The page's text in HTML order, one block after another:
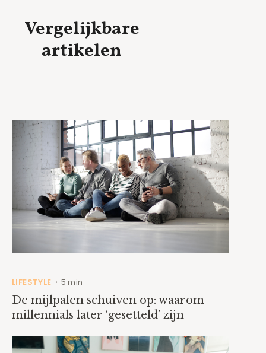
Vergelijkbare
artikelen
LIFESTYLE • 5 min
De mijlpalen schuiven op: waarom
millennials later ‘gesetteld’ zijn